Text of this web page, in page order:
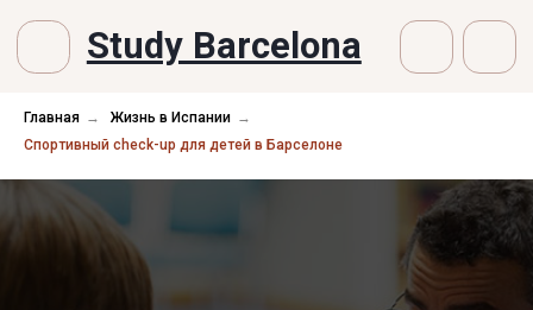
Study Barcelona
Главная → Жизнь в Испании →
Спортивный check-up для детей в Барселоне